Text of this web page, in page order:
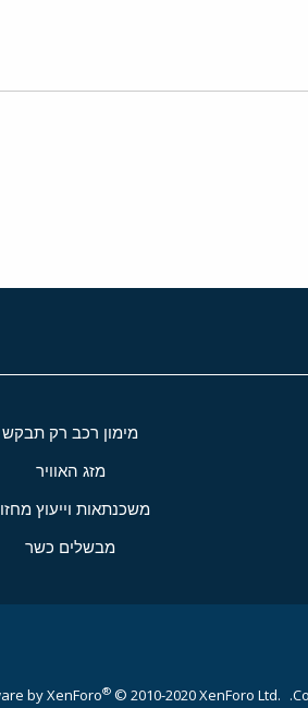
מימון רכב רק תבקש
מזג האוויר
משכנתאות וייעוץ
מבשלים כשר
by XenForo® © 2010-2020 XenForo Ltd.